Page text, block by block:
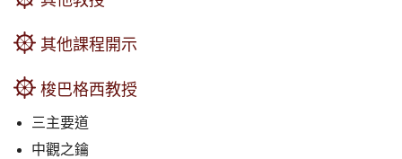
其他課程開示
梭巴格西教授
三主要道
中觀之鑰